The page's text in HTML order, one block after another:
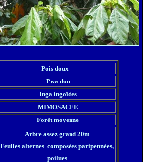
Pois doux
Pwa dou
Inga ingoïdes
MIMOSACEE
Forêt moyenne
Arbre assez grand 20m
Feulles alternes composées paripennées,
poilues